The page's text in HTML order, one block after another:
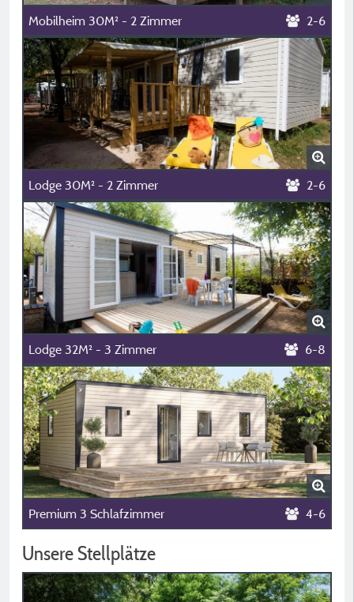
Mobilheim 30M² - 2 Zimmer 2-6
Lodge 30M² - 2 Zimmer 2-6
Lodge 32M² - 3 Zimmer 6-8
Premium 3 Schlafzimmer 4-6
Unsere Stellplätze